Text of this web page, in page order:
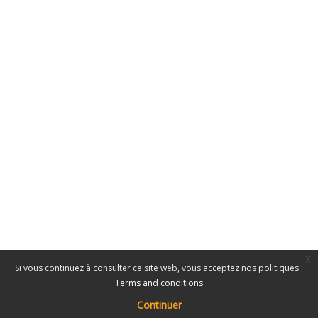
Si vous continuez à consulter ce site web, vous acceptez nos politiques :
Terms and conditions
Continuer